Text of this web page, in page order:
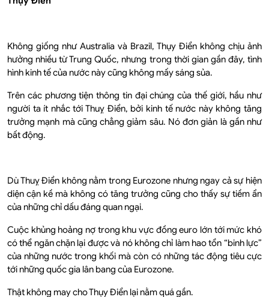
Không giống như Australia và Brazil, Thụy Điển không chịu ảnh
hưởng nhiều từ Trung Quốc, nhưng trong thời gian gần đây, tình
hình kinh tế của nước này cũng không mấy sáng sủa.
Trên các phương tiện thông tin đại chúng của thế giới, hầu như
người ta ít nhắc tới Thuỵ Điển, bởi kinh tế nước này không tăng
trưởng mạnh mà cũng chẳng giảm sâu. Nó đơn giản là gần như
bất động.
Dù Thuỵ Điển không nằm trong Eurozone nhưng ngay cả sự hiện
diện cận kề mà không có tăng trưởng cũng cho thấy sự tiềm ẩn
của những chỉ dấu đáng quan ngại.
Cuộc khủng hoảng nợ trong khu vực đồng euro lớn tới mức khó
có thể ngăn chặn lại được và nó không chỉ làm hao tổn “binh lực”
của những nước trong khối mà còn có những tác động tiêu cực
tới những quốc gia lân bang của Eurozone.
Thật không may cho Thụy Điển lại nằm quá gần.